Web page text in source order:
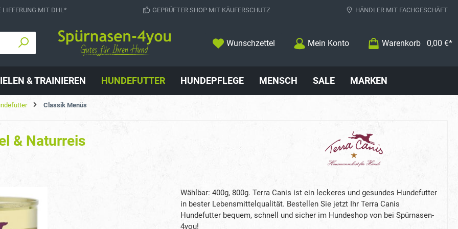
LIEFERUNG MIT DHL* GEPRÜFTER SHOP MIT KÄUFERSCHUTZ HÄNDLER MIT FACHGESCHÄFT
Wunschzettel Mein Konto Warenkorb 0,00 €*
& TRAINIEREN HUNDEFUTTER HUNDEPFLEGE MENSCH SALE MARKEN
Classik Menüs
& Naturreis
Wählbar: 400g, 800g. Terra Canis ist ein leckeres und gesundes Hundefutter
in bester Lebensmittelqualität. Bestellen Sie jetzt Ihr Terra Canis
Hundefutter bequem, schnell und sicher im Hundeshop von bei Spürnasen-
4you!